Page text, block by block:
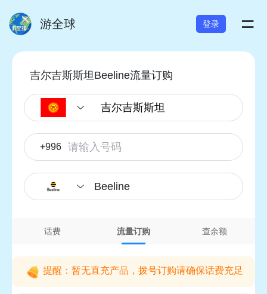
游全球 登录 =
吉尔吉斯斯坦Beeline流量订购
+996
Beeline
话费 流量订购 查余额
提醒：暂无直充产品，拨号订购请确保话费充足